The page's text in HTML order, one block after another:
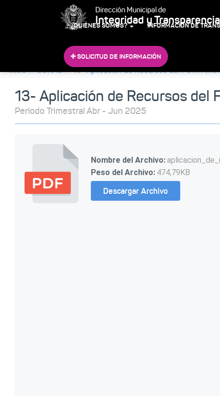
Dirección Municipal de
Integridad y Transparencia
¿QUIÉNES SOMOS? INFORMACIÓN DE
SOLICITUD DE INFORMACIÓN
Inicio CONAC 13- Aplicación de Recursos del
13- Aplicación de Recursos del
Período Trimestral Abr - Jun 2025
Nombre del Archivo:
Peso del Archivo: 474,79KB
Descargar Archivo